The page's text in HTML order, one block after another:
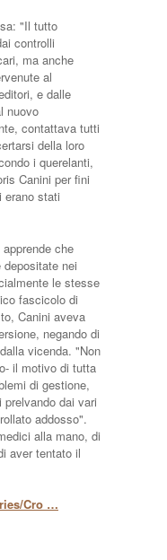
"Il tutto
controlli
ma anche
al
e dalle
nuovo
contattava tutti
della loro
i querelanti,
Canini per fini
erano stati
che
nei
le stesse
fascicolo di
Canini aveva
negando di
vicenda. "Non
il motivo di tutta
di gestione,
dai vari
addosso".
alla mano, di
aver tentato il
Cro …